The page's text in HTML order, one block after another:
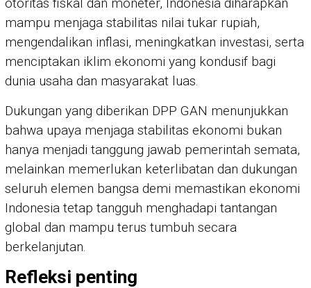
mampu menjaga stabilitas nilai tukar rupiah,
mengendalikan inflasi, meningkatkan investasi, serta
menciptakan iklim ekonomi yang kondusif bagi
dunia usaha dan masyarakat luas.
Dukungan yang diberikan DPP GAN menunjukkan
bahwa upaya menjaga stabilitas ekonomi bukan
hanya menjadi tanggung jawab pemerintah semata,
melainkan memerlukan keterlibatan dan dukungan
seluruh elemen bangsa demi memastikan ekonomi
Indonesia tetap tangguh menghadapi tantangan
global dan mampu terus tumbuh secara
berkelanjutan.
Refleksi penting